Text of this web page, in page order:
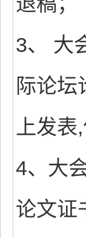
3、 大
际论坛
上发
4、大
论文证